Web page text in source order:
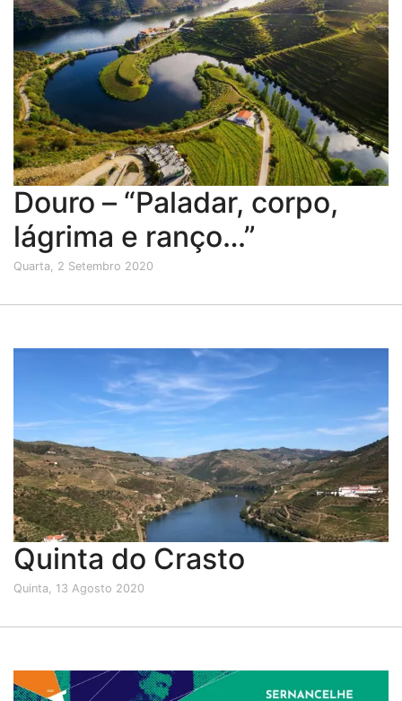
Douro – “Paladar, corpo,
lágrima e ranço…”
Quarta, 2 Setembro 2020
Quinta do Crasto
Quinta, 13 Agosto 2020